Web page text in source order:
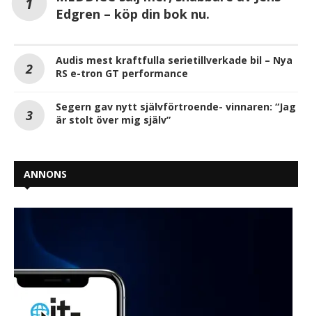
Edgren – köp din bok nu.
Audis mest kraftfulla serietillverkade bil – Nya
RS e-tron GT performance
Segern gav nytt självförtroende- vinnaren: “Jag
är stolt över mig själv”
ANNONS